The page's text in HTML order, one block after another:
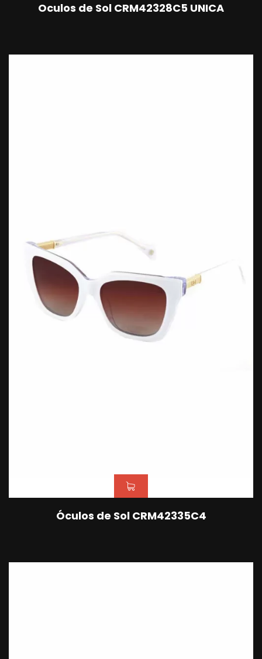
Oculos de Sol CRM42328C5 UNICA
Óculos de Sol CRM42335C4